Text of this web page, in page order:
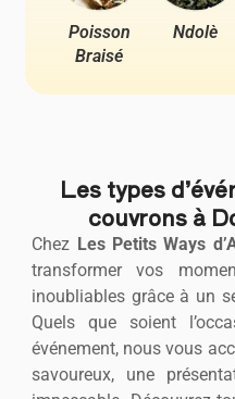
Poisson
Braisé
Ndolè
Les types
couvrons à
Chez Les Petits Ways
transformer vos
inoubliables grâce à un
Quels que soient
événement, nous vous
savoureux, une